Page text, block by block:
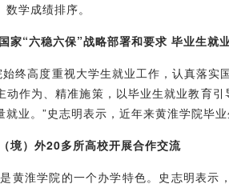
学成绩排序。
家“六稳六保”战略部署和要求 毕业生就
高度重视大学生就业工作，认真落实国
动作为、精准施策，以毕业生就业教育
就业。”史志明表示，近年来黄淮学院毕
境）外20多所高校开展合作交流
淮学院的一个办学特色。史志明表示